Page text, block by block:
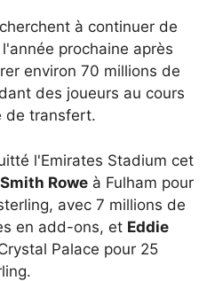
à continuer de
prochaine après
environ 70 millions de
des joueurs au cours
de transfert.
l'Emirates Stadium cet
Rowe à Fulham pour
avec 7 millions de
en add-ons, et Eddie
Palace pour 25